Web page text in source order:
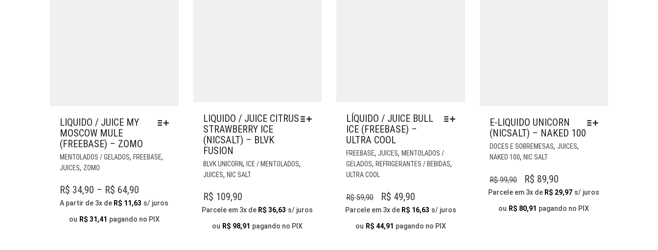
LIQUIDO / JUICE MY
MOSCOW MULE
(FREEBASE) – ZOMO
MENTOLADOS / GELADOS, FREEBASE,
JUICES, ZOMO
VARIANTES.
R$ 34,90 – R$ 64,90
RANGE:
R$ 34,90
A partir de 3x de R$ 11,63 s/ juros
ou R$ 31,41 pagando no PIX
LIQUIDO / JUICE CITRUS
STRAWBERRY ICE
(NICSALT) – BLVK
FUSION
BLVK UNICORN, ICE / MENTOLADOS,
JUICES, NIC SALT
AS
R$ 109,90
Parcele em 3x de R$ 36,63 s/ juros
ou R$ 98,91 pagando no PIX
LÍQUIDO / JUICE BULL
ICE (FREEBASE) –
ULTRA COOL
FREEBASE, JUICES, MENTOLADOS /
GELADOS, REFRIGERANTES / BEBIDAS,
ULTRA COOL
VARIANTES.
OPÇÕES
R$59,90
O
PREÇO
ORIGINAL
R$ 49,90
PREÇO
ATUAL
Parcele em 3x de R$ 16,63 s/ juros
ou R$ 44,91 pagando no PIX
E-LIQUIDO UNICORN
(NICSALT) – NAKED 100
DOCES E SOBREMESAS, JUICES,
NAKED 100, NIC SALT
AS
R$99,90
O
PREÇO
ORIGINAL
R$ 89,90O
PREÇO
ATUAL
Parcele em 3x de R$ 29,97 s/ juros
ou R$ 80,91 pagando no PIX